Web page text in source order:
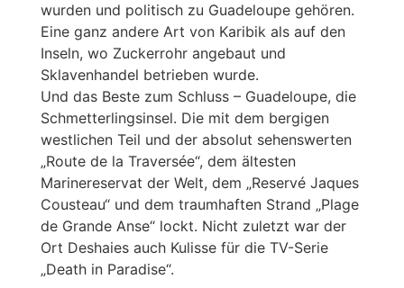
wurden und politisch zu Guadeloupe gehören.
Eine ganz andere Art von Karibik als auf den
Inseln, wo Zuckerrohr angebaut und
Sklavenhandel betrieben wurde.
Und das Beste zum Schluss – Guadeloupe, die
Schmetterlingsinsel. Die mit dem bergigen
westlichen Teil und der absolut sehenswerten
„Route de la Traversée“, dem ältesten
Marinereservat der Welt, dem „Reservé Jaques
Cousteau“ und dem traumhaften Strand „Plage
de Grande Anse“ lockt. Nicht zuletzt war der
Ort Deshaies auch Kulisse für die TV-Serie
„Death in Paradise“.